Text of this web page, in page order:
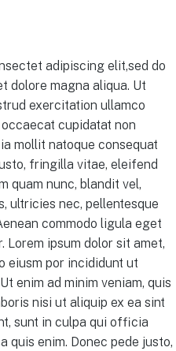
adipiscing elit,sed do
dolore magna aliqua. Ut
exercitation ullamco
cupidatat non
mollit natoque consequat
fringilla vitae, eleifend
quam nunc, blandit vel,
ultricies nec, pellentesque
commodo ligula eget
Lorem ipsum dolor sit amet,
eiusm por incididunt ut
enim ad minim veniam, quis
nisi ut aliquip ex ea sint
sunt in culpa qui officia
quis enim. Donec pede justo,